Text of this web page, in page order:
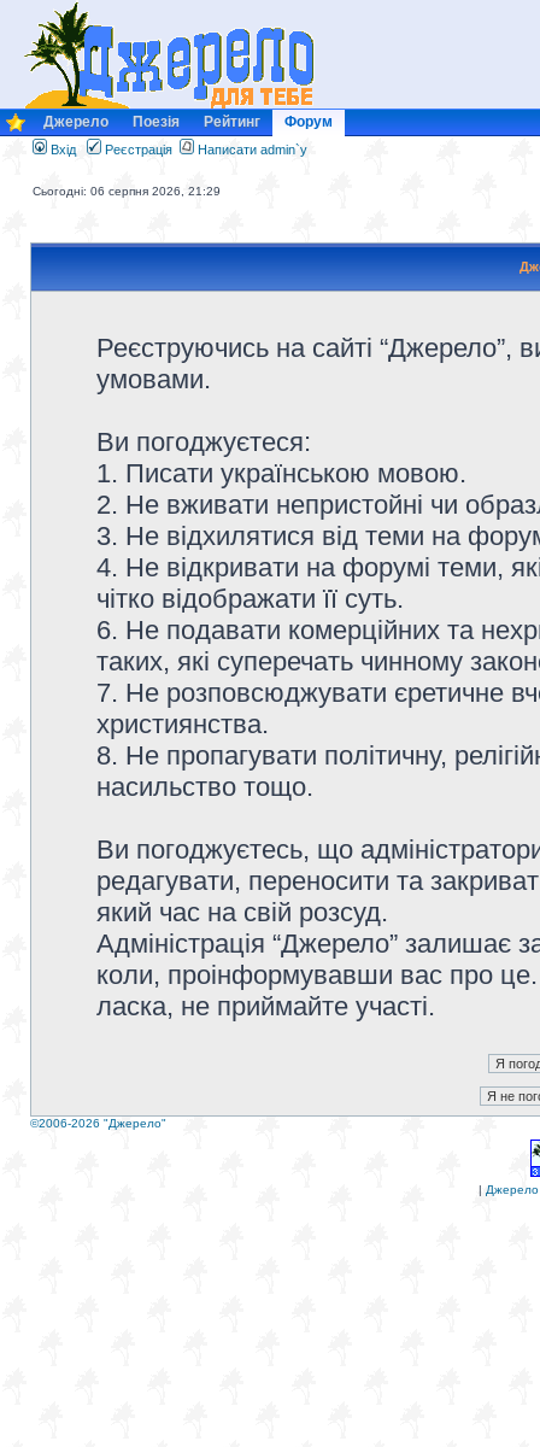
Джерело Поезія Рейтинг Форум
Вхід Реєстрація Написати admin`у
Сьогодні: 06 серпня 2026, 21:29
Реєструючись на сайті “Джерело”,
умовами.
Ви погоджуєтеся:
1. Писати українською мовою.
2. Не вживати непристойні чи
3. Не відхилятися від теми на
4. Не відкривати на форумі теми,
чітко відображати її суть.
6. Не подавати комерційних та
таких, які суперечать чинному
7. Не розповсюджувати єретичне
християнства.
8. Не пропагувати політичну,
насильство тощо.
Ви погоджуєтесь, що
редагувати, переносити та
який час на свій розсуд.
Адміністрація “Джерело” залишає
коли, проінформувавши вас про
ласка, не приймайте участі.
©2006-2026 "Джерело"
| Джерело